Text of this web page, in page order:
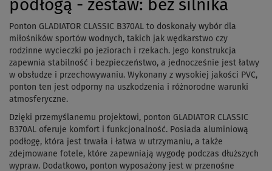
podłogą - zestaw: bez silnika
Ponton GLADIATOR CLASSIC B370AL to doskonały wybór dla
miłośników sportów wodnych, takich jak wędkarstwo czy
rodzinne wycieczki po jeziorach i rzekach. Jego konstrukcja
zapewnia stabilność i bezpieczeństwo, a jednocześnie jest łatwy
w obsłudze i przechowywaniu. Wykonany z wysokiej jakości PVC,
ponton ten jest odporny na uszkodzenia i różnorodne warunki
atmosferyczne.
Dzięki przemyślanemu projektowi, ponton GLADIATOR CLASSIC
B370AL oferuje komfort i funkcjonalność. Posiada aluminiową
podłogę, która jest trwała i łatwa w utrzymaniu, a także
zdejmowane fotele, które zapewniają wygodę podczas dłuższych
wypraw. Dodatkowo, ponton wyposażony jest w przenośne